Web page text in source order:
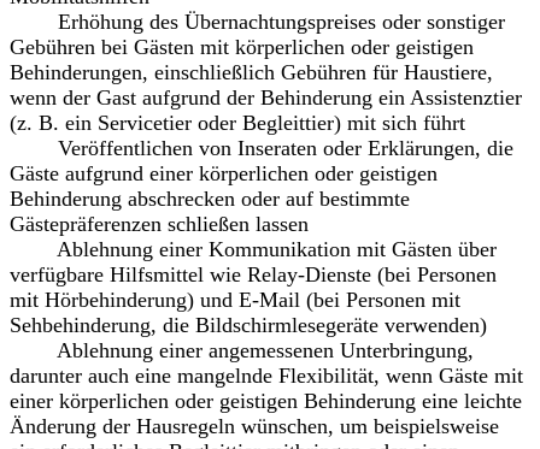
Erhöhung des Übernachtungspreises oder sonstiger
Gebühren bei Gästen mit körperlichen oder geistigen
Behinderungen, einschließlich Gebühren für Haustiere,
wenn der Gast aufgrund der Behinderung ein Assistenztier
(z. B. ein Servicetier oder Begleittier) mit sich führt
Veröffentlichen von Inseraten oder Erklärungen, die
Gäste aufgrund einer körperlichen oder geistigen
Behinderung abschrecken oder auf bestimmte
Gästepräferenzen schließen lassen
Ablehnung einer Kommunikation mit Gästen über
verfügbare Hilfsmittel wie Relay-Dienste (bei Personen
mit Hörbehinderung) und E-Mail (bei Personen mit
Sehbehinderung, die Bildschirmlesegeräte verwenden)
Ablehnung einer angemessenen Unterbringung,
darunter auch eine mangelnde Flexibilität, wenn Gäste mit
einer körperlichen oder geistigen Behinderung eine leichte
Änderung der Hausregeln wünschen, um beispielsweise